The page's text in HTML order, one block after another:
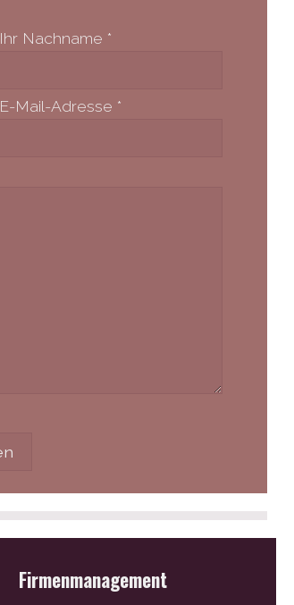
Ihr Nachname *
E-Mail-Adresse *
Firmenmanagement